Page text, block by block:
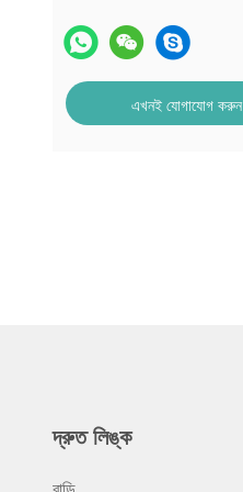
এখনই যোগাযোগ করুন
দ্রুত লিঙ্ক